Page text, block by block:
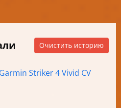
Очистить историю
Striker 4 Vivid CV